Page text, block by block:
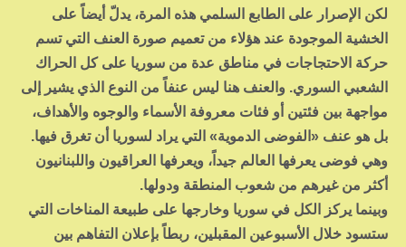
لكن الإصرار على الطابع السلمي هذه المرة، يدلّ أيضاً على
الخشية الموجودة عند هؤلاء من تعميم صورة العنف التي تسم
حركة الاحتجاجات في مناطق عدة من سوريا على كل الحراك
الشعبي السوري. والعنف هنا ليس عنفاً من النوع الذي يشير إلى
مواجهة بين فئتين أو فئات معروفة الأسماء والوجوه والأهداف،
بل هو عنف «الفوضى الدموية» التي يراد لسوريا أن تغرق فيها.
وهي فوضى يعرفها العالم جيداً، ويعرفها العراقيون واللبنانيون
أكثر من غيرهم من شعوب المنطقة ودولها.
وبينما يركز الكل في سوريا وخارجها على طبيعة المناخات التي
ستسود خلال الأسبوعين المقبلين، ربطاً بإعلان التفاهم بين